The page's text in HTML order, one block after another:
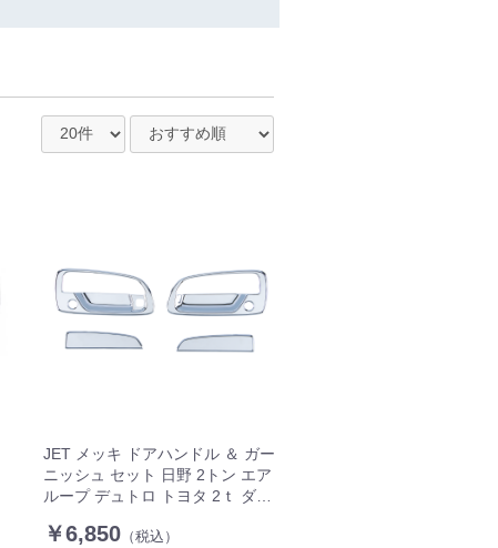
JET メッキ ドアハンドル ＆ ガー
ニッシュ セット 日野 2トン エア
ループ デュトロ トヨタ 2ｔ ダイ
用 572220
￥6,850（税込）